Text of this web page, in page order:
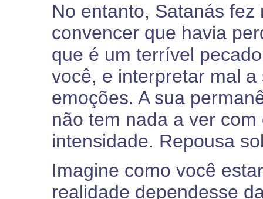
No entanto, Satanás
convencer que havia
que é um terrível
você, e interpretar mal
emoções. A sua
não tem nada a ver
intensidade. Repousa
Imagine como você
realidade dependesse